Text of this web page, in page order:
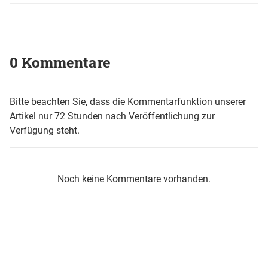
0 Kommentare
Bitte beachten Sie, dass die Kommentarfunktion unserer
Artikel nur 72 Stunden nach Veröffentlichung zur
Verfügung steht.
Noch keine Kommentare vorhanden.